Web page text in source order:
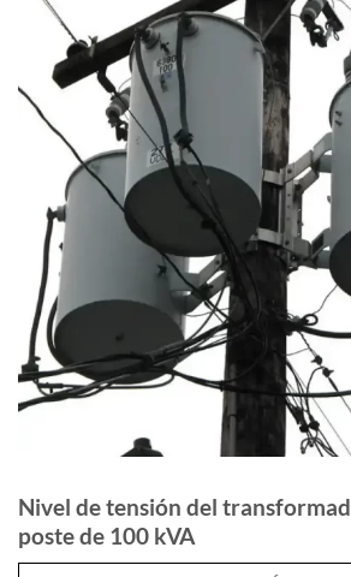
Nivel de tensión del
poste de 100 kVA